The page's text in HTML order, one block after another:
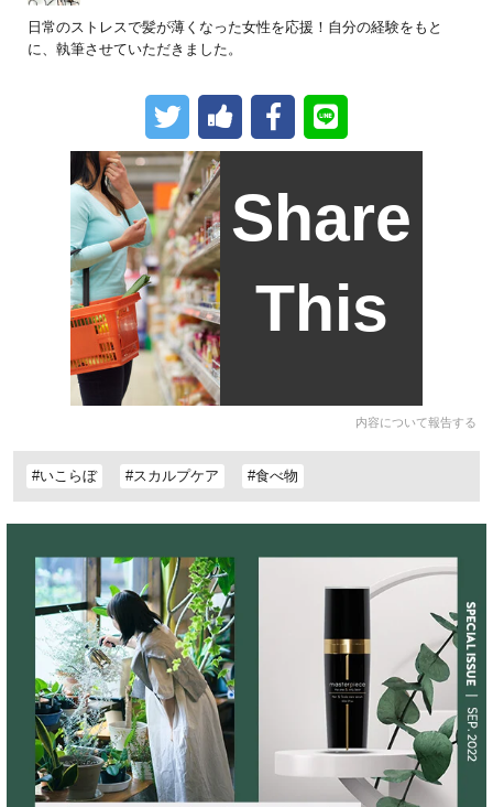
日常のストレスで髪が薄くなった女性を応援！自分の経験をもと
に、執筆させていただきました。
Share
This
内容について報告する
#いこらぼ #スカルプケア #食べ物